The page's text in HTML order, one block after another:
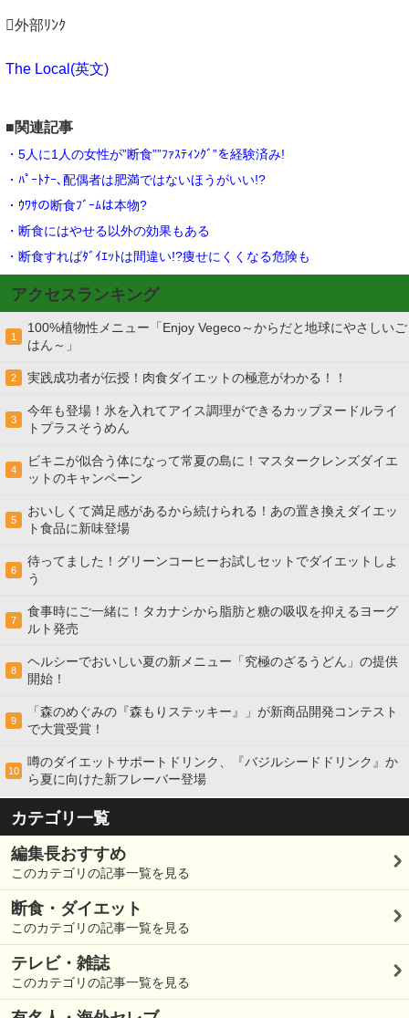
外部ﾘﾝｸ
The Local(英文)
■関連記事
・5人に1人の女性が”断食””ﾌｧｽﾃｨﾝｸﾞ”を経験済み!
・ﾊﾟｰﾄﾅｰ､配偶者は肥満ではないほうがいい!?
・ｳﾜｻの断食ﾌﾞｰﾑは本物?
・断食にはやせる以外の効果もある
・断食すればﾀﾞｲｴｯﾄは間違い!?痩せにくくなる危険も
アクセスランキング
1
100%植物性メニュー「Enjoy Vegeco～からだと地球にやさしいご
はん～」
2 実践成功者が伝授！肉食ダイエットの極意がわかる！！
3
今年も登場！氷を入れてアイス調理ができるカップヌードルライ
トプラスそうめん
4
ビキニが似合う体になって常夏の島に！マスタークレンズダイエ
ットのキャンペーン
5
おいしくて満足感があるから続けられる！あの置き換えダイエッ
ト食品に新味登場
6
待ってました！グリーンコーヒーお試しセットでダイエットしよ
う
7
食事時にご一緒に！タカナシから脂肪と糖の吸収を抑えるヨーグ
ルト発売
8
ヘルシーでおいしい夏の新メニュー「究極のざるうどん」の提供
開始！
9
「森のめぐみの『森もりステッキー』」が新商品開発コンテスト
で大賞受賞！
10
噂のダイエットサポートドリンク、『バジルシードドリンク』か
ら夏に向けた新フレーバー登場
カテゴリ一覧
編集長おすすめ
このカテゴリの記事一覧を見る
断食・ダイエット
このカテゴリの記事一覧を見る
テレビ・雑誌
このカテゴリの記事一覧を見る